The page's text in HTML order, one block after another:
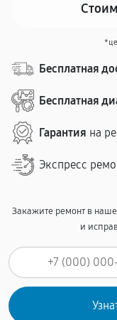
Бесплатная
Бесплатная
Гарантия на
Экспресс
Закажите ремонт в
и